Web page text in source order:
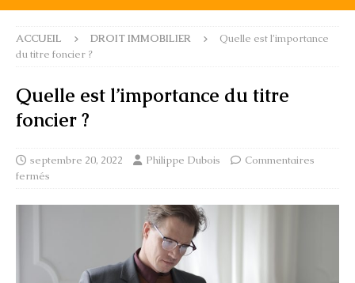
ACCUEIL DROIT IMMOBILIER
Quelle est l’importance
du titre foncier ?
Quelle est l’importance du titre
foncier ?
septembre 20, 2022 Philippe Dubois
Commentaires
fermés